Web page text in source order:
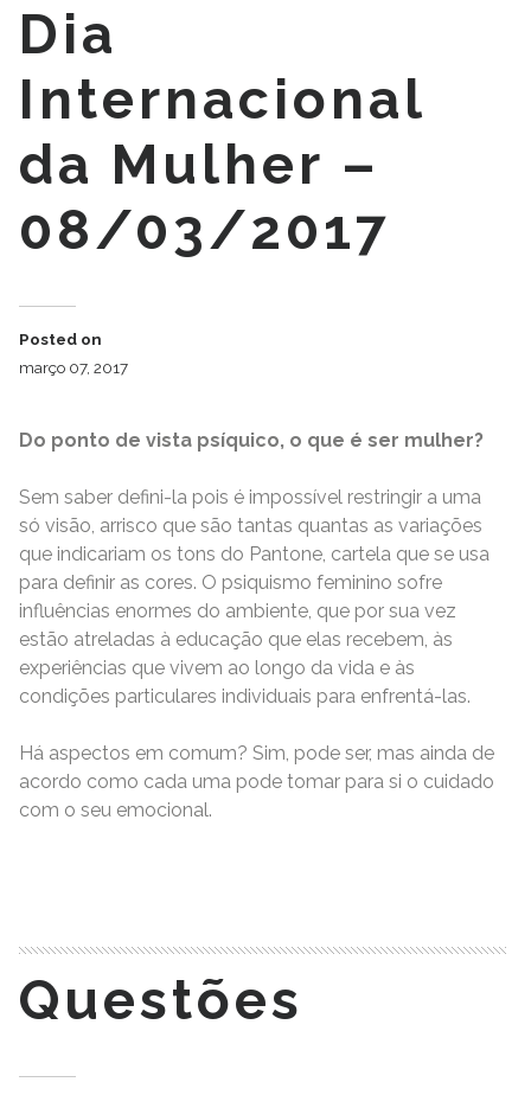
Dia
Internacional
da Mulher –
08/03/2017
Posted on
março 07, 2017
Do ponto de vista psíquico, o que é ser mulher?
Sem saber defini-la pois é impossível restringir a uma
só visão, arrisco que são tantas quantas as variações
que indicariam os tons do Pantone, cartela que se usa
para definir as cores. O psiquismo feminino sofre
influências enormes do ambiente, que por sua vez
estão atreladas à educação que elas recebem, às
experiências que vivem ao longo da vida e às
condições particulares individuais para enfrentá-las.
Há aspectos em comum? Sim, pode ser, mas ainda de
acordo como cada uma pode tomar para si o cuidado
com o seu emocional.
Questões